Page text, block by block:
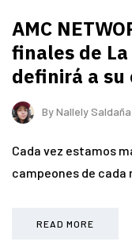
AMC
finales de
definirá a su
ByNallely Saldaña
Cada vez estamos
campeones de cada
READ MORE